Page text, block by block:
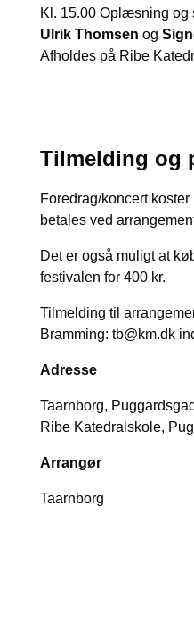
Kl. 15.00 Oplæsning og
Ulrik Thomsen og
Afholdes på Ribe
Tilmelding og
Foredrag/koncert
betales ved
Det er også muligt at
festivalen for 400 kr.
Tilmelding til
Bramming: tb@km.dk
Adresse
Taarnborg,
Ribe Katedralskole,
Arrangør
Taarnborg